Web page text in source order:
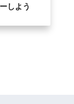
しよう